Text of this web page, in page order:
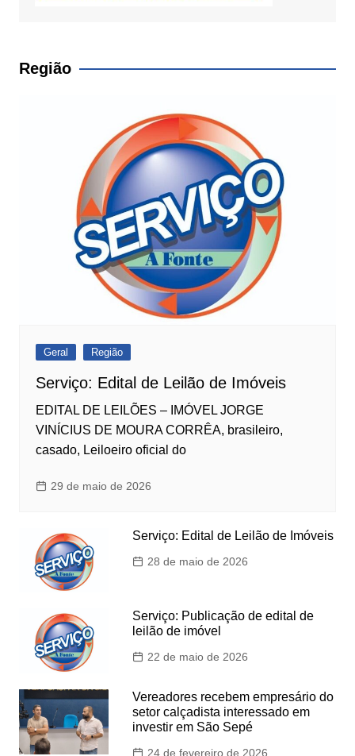
Região
Geral Região
Serviço: Edital de Leilão de Imóveis
EDITAL DE LEILÕES – IMÓVEL JORGE
VINÍCIUS DE MOURA CORRÊA, brasileiro,
casado, Leiloeiro oficial do
29 de maio de 2026
Serviço: Edital de Leilão de Imóveis
28 de maio de 2026
Serviço: Publicação de edital de
leilão de imóvel
22 de maio de 2026
Vereadores recebem empresário do
setor calçadista interessado em
investir em São Sepé
24 de fevereiro de 2026